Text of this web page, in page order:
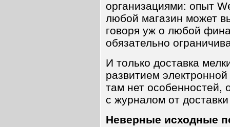
организациями: опыт
любой магазин может
говоря уж о любой
обязательно
И только доставка
развитием
там нет особенностей,
с журналом от
Неверные исходные